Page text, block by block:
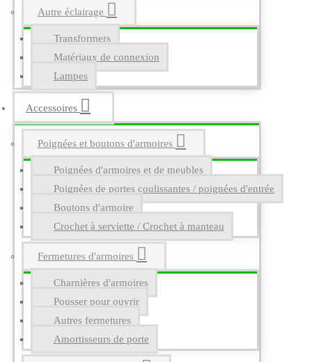
Autre éclairage
Transformers
Matériaux de connexion
Lampes
Accessoires
Poignées et boutons d'armoires
Poignées d'armoires et de meubles
Poignées de portes coulissantes / poignées d'entrée
Boutons d'armoire
Crochet à serviette / Crochet à manteau
Fermetures d'armoires
Charnières d'armoires
Pousser pour ouvrir
Autres fermetures
Amortisseurs de porte